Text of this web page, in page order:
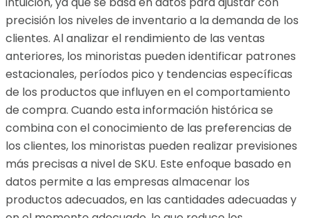
precisión los niveles de inventario a la demanda de los
clientes. Al analizar el rendimiento de las ventas
anteriores, los minoristas pueden identificar patrones
estacionales, períodos pico y tendencias específicas
de los productos que influyen en el comportamiento
de compra. Cuando esta información histórica se
combina con el conocimiento de las preferencias de
los clientes, los minoristas pueden realizar previsiones
más precisas a nivel de SKU. Este enfoque basado en
datos permite a las empresas almacenar los
productos adecuados, en las cantidades adecuadas y